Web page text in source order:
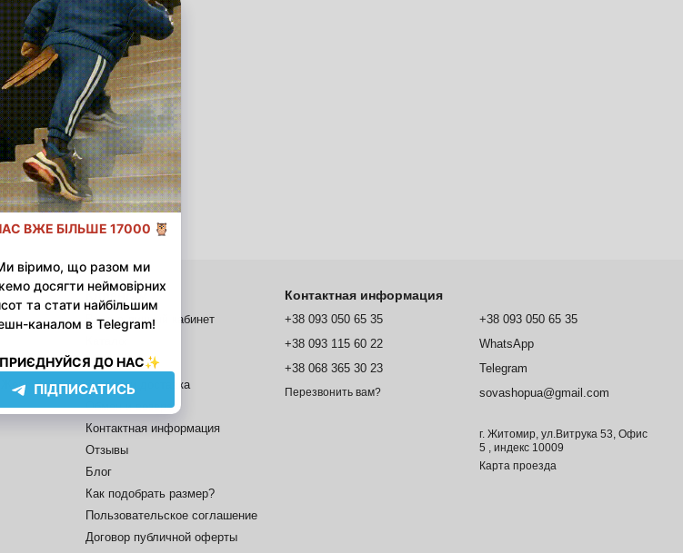
Клиентам
Вход в личный кабинет
О нас
Оплата и доставка
Обмен и возврат
Контактная информация
Отзывы
Блог
Как подобрать размер?
Пользовательское соглашение
Договор публичной оферты
Контактная информация
+38 093 050 65 35
+38 093 115 60 22
+38 068 365 30 23
Перезвонить вам?
+38 093 050 65 35
WhatsApp
Telegram
sovashopua@gmail.com
г. Житомир, ул.Витрука 53, Офис
5 , индекс 10009
Карта проезда